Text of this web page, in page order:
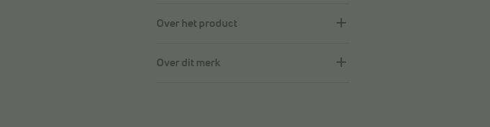
Over het product
Over dit merk